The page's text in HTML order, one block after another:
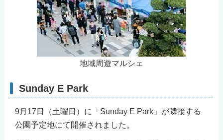
地域周遊マルシェ
Sunday E Park
9月17日（土曜日）に「Sunday E Park」が隣接する
公園予定地にて開催されました。